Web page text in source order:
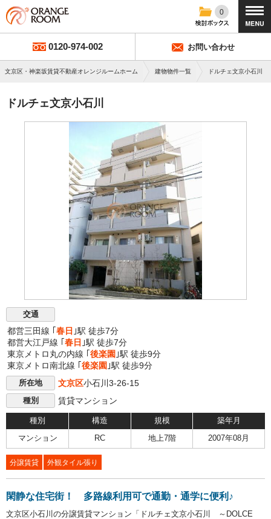
0
0120-974-002 お問い合わせ
文京区・神楽坂賃貸不動産オレンジルームホーム 建物物件一覧 ドルチェ文京小石川
ドルチェ文京小石川
交通
都営三田線 ｢ 春日 ｣駅 徒歩7分
都営大江戸線 ｢ 春日 ｣駅 徒歩7分
東京メトロ丸の内線 ｢ 後楽園 ｣駅 徒歩9分
東京メトロ南北線 ｢ 後楽園 ｣駅 徒歩9分
所在地 文京区小石川3-26-15
種別 賃貸マンション
種別 構造 規模 築年月
マンション RC 地上7階 2007年08月
分譲賃貸 外観タイル張り
閑静な住宅街！ 多路線利用可で通勤・通学に便利♪
文京区小石川の分譲賃貸マンション「ドルチェ文京小石川 ～DOLCE